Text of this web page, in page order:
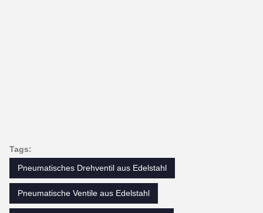
Tags:
Pneumatisches Drehventil aus Edelstahl
Pneumatische Ventile aus Edelstahl